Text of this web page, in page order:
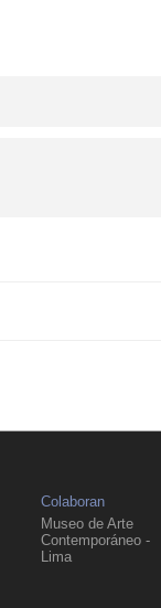
Colaboran
Museo de Arte
Contemporáneo -
Lima